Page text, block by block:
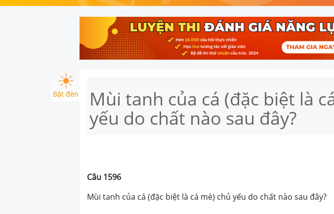
Bật đèn Mùi tanh của cá (đặc biệt là
yếu do chất nào sau đây?
Câu 1596
Mùi tanh của cá (đặc biệt là cá mè) chủ yếu do chất nào sau đây?